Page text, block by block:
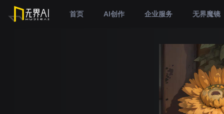
首页 AI创作 企业服务 无界魔镜